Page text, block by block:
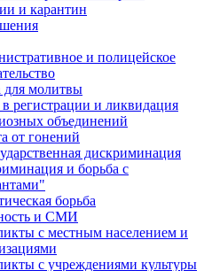
и карантин
и полицейское
для молитвы
регистрации и ликвидация
объединений
от гонений
дискриминация
и борьба с
борьба
и СМИ
с местным населением и
с учреждениями культуры